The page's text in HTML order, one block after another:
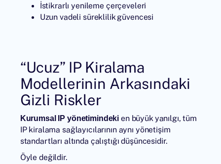
İstikrarlı yenileme çerçeveleri
Uzun vadeli süreklilik güvencesi
“Ucuz” IP Kiralama
Modellerinin Arkasındaki
Gizli Riskler
Kurumsal IP yönetimindeki en büyük yanılgı, tüm
IP kiralama sağlayıcılarının aynı yönetişim
standartları altında çalıştığı düşüncesidir.
Öyle değildir.